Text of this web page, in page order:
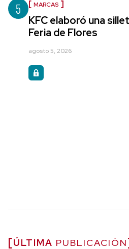
5 MARCAS
KFC elaboró una
Feria de Flores
agosto 5, 2026
ÚLTIMA PUBLICACIÓN